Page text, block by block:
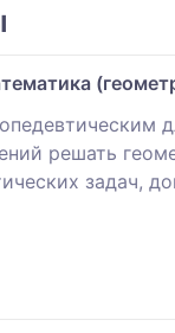
решать
задач,